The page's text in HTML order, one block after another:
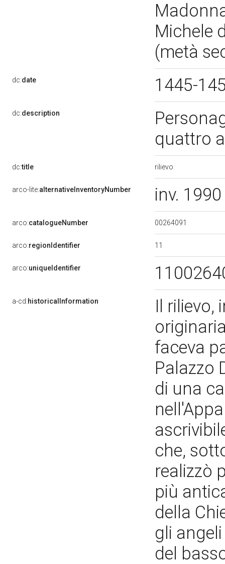
Michele
(metà
dc:date 1445-
dc:description
quattro
dc:title rilievo
arco-lite:alternativeInventoryNumber inv.
arco:catalogueNumber 00264091
arco:regionIdentifier 11
arco:uniqueIdentifier
a-cd:historicalInformation
Il rilievo,
faceva
Palazzo
di una
che,
realizzò
più
della
gli
del